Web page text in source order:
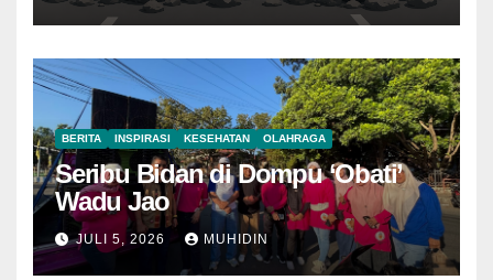
BERITA INSPIRASI KESEHATAN OLAHRAGA
Seribu Bidan di Dompu ‘Obati’
Wadu Jao
JULI 5, 2026 MUHIDIN